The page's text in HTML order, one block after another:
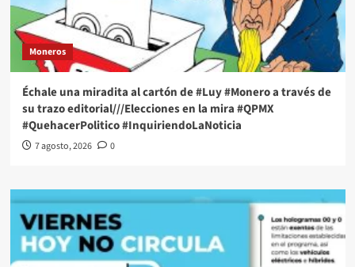
Moneros
Échale una miradita al cartón de #Luy #Monero a través de
su trazo editorial///Elecciones en la mira #QPMX
#QuehacerPolitico #InquiriendoLaNoticia
7 agosto, 2026 0